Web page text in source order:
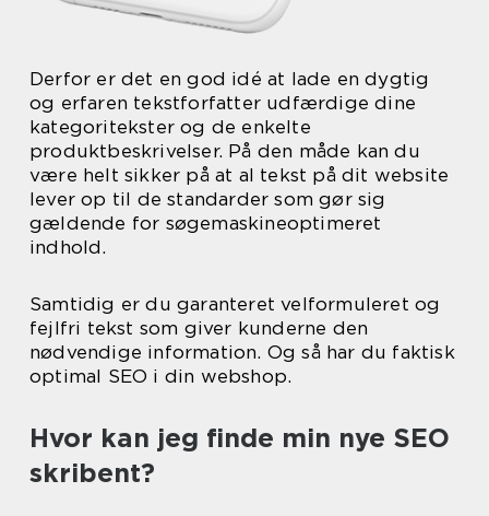
Derfor er det en god idé at lade en dygtig
og erfaren tekstforfatter udfærdige dine
kategoritekster og de enkelte
produktbeskrivelser. På den måde kan du
være helt sikker på at al tekst på dit website
lever op til de standarder som gør sig
gældende for søgemaskineoptimeret
indhold.
Samtidig er du garanteret velformuleret og
fejlfri tekst som giver kunderne den
nødvendige information. Og så har du faktisk
optimal SEO i din webshop.
Hvor kan jeg finde min nye SEO
skribent?